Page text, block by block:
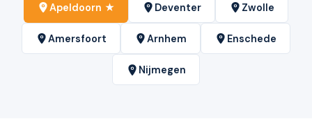
Apeldoorn ★ Deventer Zwolle
Amersfoort Arnhem Enschede
Nijmegen